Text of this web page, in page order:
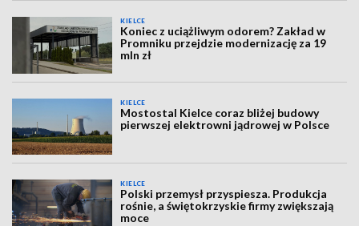
KIELCE
Koniec z uciążliwym odorem? Zakład w
Promniku przejdzie modernizację za 19
mln zł
KIELCE
Mostostal Kielce coraz bliżej budowy
pierwszej elektrowni jądrowej w Polsce
KIELCE
Polski przemysł przyspiesza. Produkcja
rośnie, a świętokrzyskie firmy zwiększają
moce